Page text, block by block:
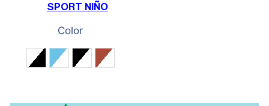
SPORT NIÑO
Color
Blanco / Negro
Cian / Blanco
Negro / Blanco
Rojo / Blanco